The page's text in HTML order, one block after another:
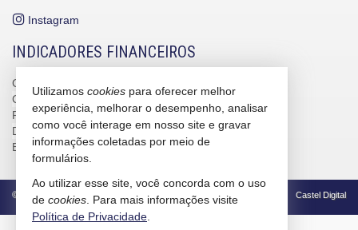
Instagram
INDICADORES FINANCEIROS
CUB /
CUB /SCvariação
0,95%
Poupança
0,6738%
Dólar Comercial
R$ 5,12
Euro
R$ 5,91
© 2026 CRECI/SC 4586-J Política de Privacidade Castel Digital
Utilizamos cookies para oferecer melhor
experiência, melhorar o desempenho, analisar
como você interage em nosso site e gravar
informações coletadas por meio de
formulários.
Ao utilizar esse site, você concorda com o uso
de cookies . Para mais informações visite
Política de Privacidade